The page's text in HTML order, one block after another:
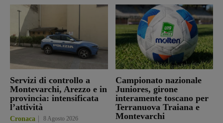
Servizi di controllo a
Montevarchi, Arezzo e in
provincia: intensificata
l’attività
Cronaca 8 Agosto 2026
Campionato nazionale
Juniores, girone
interamente toscano per
Terranuova Traiana e
Montevarchi